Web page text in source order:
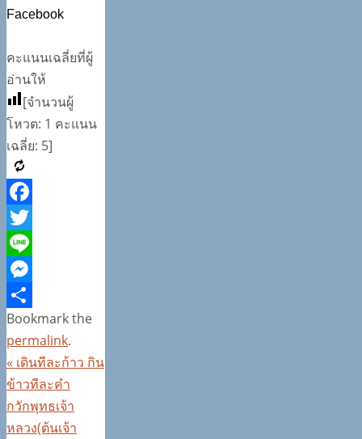
Facebook
คะแนนเฉลี่ยที่ผู้
อ่านให้
[จำนวนผู้
โหวต: 1 คะแนน
เฉลี่ย: 5]
Facebook
Twitter
Line
Messenger
Share
Bookmark the
permalink.
« เดินทีละก้าว กิน
ข้าวทีละคำ
กวักพุทธเจ้า
หลวง(ต้นเจ้า